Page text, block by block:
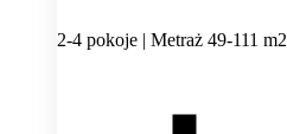
2-4 pokoje | Metraż 49-111 m2